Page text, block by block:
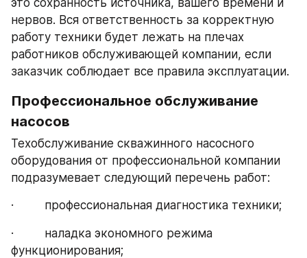
это сохранность источника, вашего времени и
нервов. Вся ответственность за корректную
работу техники будет лежать на плечах
работников обслуживающей компании, если
заказчик соблюдает все правила эксплуатации.
Профессиональное обслуживание
насосов
Техобслуживание скважинного насосного
оборудования от профессиональной компании
подразумевает следующий перечень работ:
·         профессиональная диагностика техники;
·         наладка экономного режима
функционирования;